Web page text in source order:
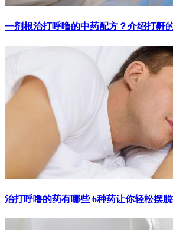
一剂根治打呼噜的中药配方？介绍打鼾
治打呼噜的药有哪些 6种药让你轻松摆